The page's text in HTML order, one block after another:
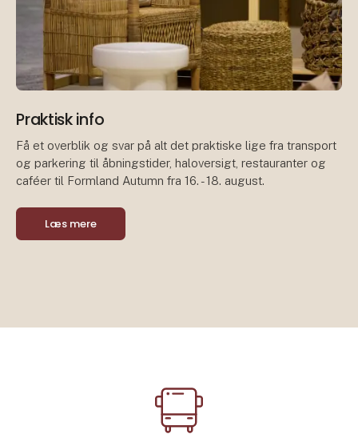
Praktisk info
Få et overblik og svar på alt det praktiske lige fra transport
og parkering til åbningstider, haloversigt, restauranter og
caféer til Formland Autumn fra 16. - 18. august.
Læs mere